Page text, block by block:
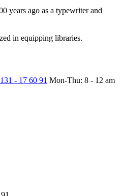
years ago as a typewriter and
in equipping libraries.
- 17 60 91 Mon-Thu: 8 - 12 am